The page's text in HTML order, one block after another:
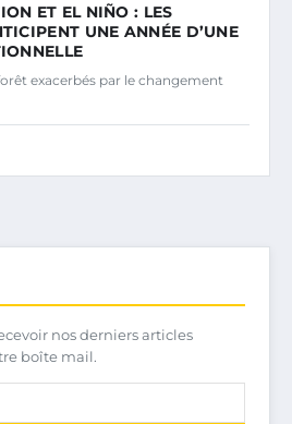
ET EL NIÑO : LES
UNE ANNÉE D’UNE
exacerbés par le changement
nos derniers articles
boîte mail.